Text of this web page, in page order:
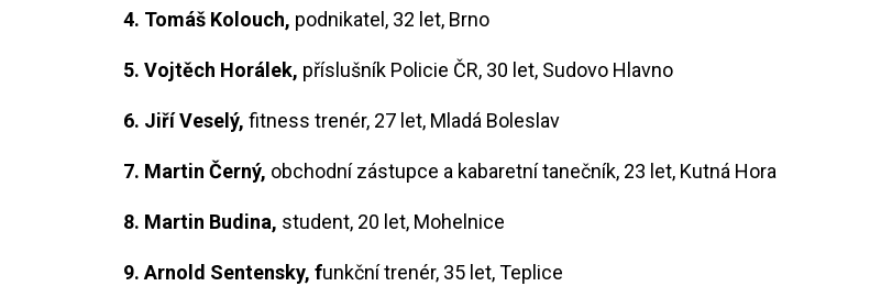
4. Tomáš Kolouch, podnikatel, 32 let, Brno
5. Vojtěch Horálek, příslušník Policie ČR, 30 let, Sudovo Hlavno
6. Jiří Veselý, fitness trenér, 27 let, Mladá Boleslav
7. Martin Černý, obchodní zástupce a kabaretní tanečník, 23 let, Kutná Hora
8. Martin Budina, student, 20 let, Mohelnice
9. Arnold Sentensky, funkční trenér, 35 let, Teplice